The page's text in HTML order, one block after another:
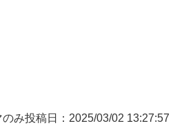
み投稿日：2025/03/02 13:27:57